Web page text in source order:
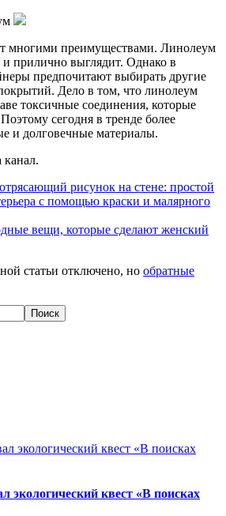
многими преимуществами. Линолеум
и прилично выглядит. Однако в
предпочитают выбирать другие
Дело в том, что линолеум
токсичные соединения, которые
сегодня в тренде более
и долговечные материалы.
рисунок на стене: простой
с помощью краски и малярного
вещи, которые сделают женский
статьи отключено, но обратные
экологический квест «В поисках